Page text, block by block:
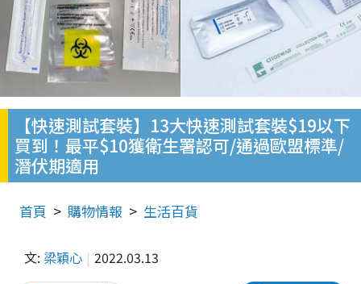
【快速測試套裝】13大快速測試套裝$19以下
買到！最平$10獲衛生署認可/通過歐盟標準/
潛伏期適用
首頁 購物情報 生活百貨
文: 梁穎心 2022.03.13